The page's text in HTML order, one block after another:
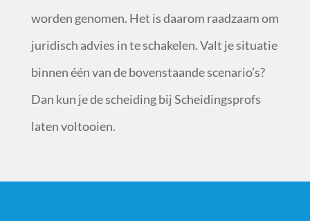
worden genomen. Het is daarom raadzaam om
juridisch advies in te schakelen. Valt je situatie
binnen één van de bovenstaande scenario’s?
Dan kun je de scheiding bij Scheidingsprofs
laten voltooien.